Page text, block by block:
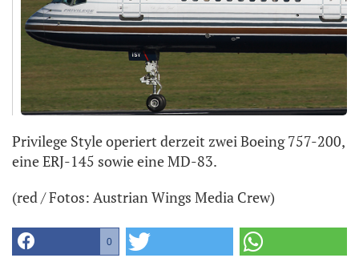
Privilege Style operiert derzeit zwei Boeing 757-200,
eine ERJ-145 sowie eine MD-83.
(red / Fotos: Austrian Wings Media Crew)
0